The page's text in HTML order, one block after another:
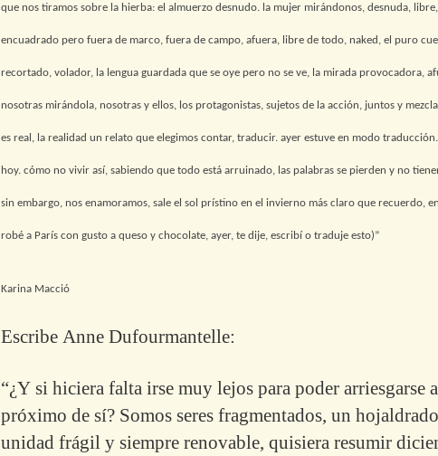
que nos tiramos sobre la hierba: el almuerzo desnudo. la mujer mirándonos, desnuda,
encuadrado pero fuera de marco, fuera de campo, afuera, libre de todo, naked, el puro
recortado, volador, la lengua guardada que se oye pero no se ve, la mirada provocadora,
nosotras mirándola, nosotras y ellos, los protagonistas, sujetos de la acción, juntos y
es real, la realidad un relato que elegimos contar, traducir. ayer estuve en modo
hoy. cómo no vivir así, sabiendo que todo está arruinado, las palabras se pierden y no
sin embargo, nos enamoramos, sale el sol prístino en el invierno más claro que recuerdo,
robé a París con gusto a queso y chocolate, ayer, te dije, escribí o traduje esto)”
Karina Macció
Escribe Anne Dufourmantelle:
“¿Y si hiciera falta irse muy lejos para poder arriesgarse
próximo de sí? Somos seres fragmentados, un
unidad frágil y siempre renovable, quisiera resumir